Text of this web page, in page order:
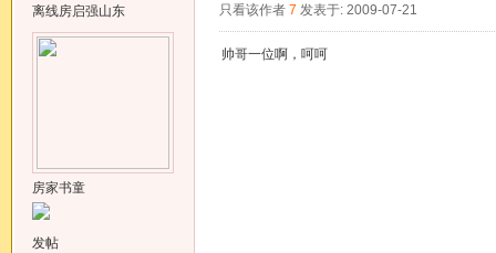
离线房启强山东
房家书童
发帖
只看该作者 7 发表于: 2009-07-21
帅哥一位啊，呵呵